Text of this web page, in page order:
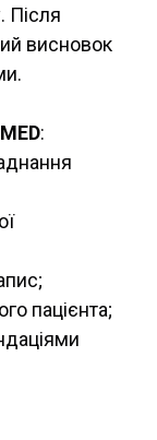
Після
висновок
:
пацієнта;